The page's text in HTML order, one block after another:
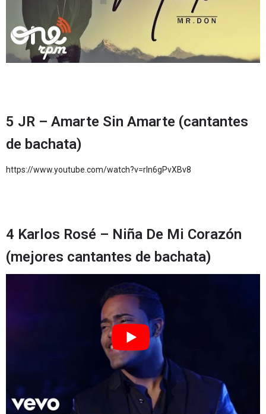
5 JR – Amarte Sin Amarte (cantantes
de bachata)
https://www.youtube.com/watch?v=rIn6gPvXBv8
4 Karlos Rosé – Niña De Mi Corazón
(mejores cantantes de bachata)